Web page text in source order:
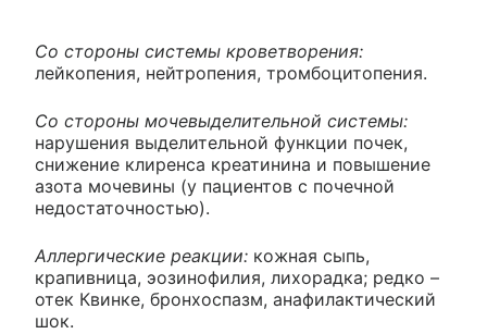
Со стороны системы кроветворения:
лейкопения, нейтропения, тромбоцитопения.
Со стороны мочевыделительной системы:
нарушения выделительной функции почек,
снижение клиренса креатинина и повышение
азота мочевины (у пациентов с почечной
недостаточностью).
Аллергические реакции: кожная сыпь,
крапивница, эозинофилия, лихорадка; редко –
отек Квинке, бронхоспазм, анафилактический
шок.